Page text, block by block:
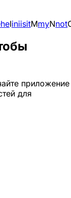
heIiniisitMmyNnot
приложение
для